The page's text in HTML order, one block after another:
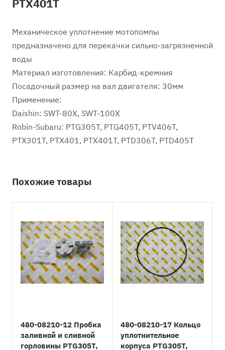
PTX401T
Механическое уплотнение мотопомпы
предназначено для перекачки сильно-загрязненной
воды
Материал изготовления: Карбид-кремния
Посадочный размер на вал двигателя: 30мм
Применение:
Daishin: SWT-80X, SWT-100X
Robin-Subaru: PTG305T, PTG405T, PTV406T,
PTX301T, PTX401, PTX401T, PTD306T, PTD405T
Похожие товары
480-08210-12 Пробка
заливной и сливной
горловины PTG305T,
480-08210-17 Кольцо
уплотнительное
корпуса PTG305T,